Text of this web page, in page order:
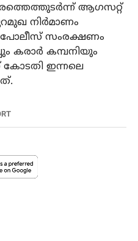
ആഗസറ്റ്
നിര്‍മാണം
പോലീസ് സംരക്ഷണം
കരാര്‍ കമ്പനിയും
ഇന്നലെ